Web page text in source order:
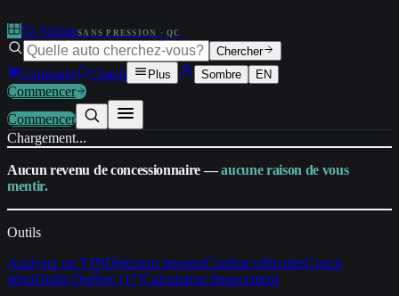
Ta VitrineSANS PRESSION · QC
Chercher
Comparer Coach Plus Sombre EN
Commencer
Commencer
Chargement...
Aucun revenu de concessionnaire — aucune raison de vous
mentir.
Outils
Analyser un VINDétecteur besoinsCombat véhiculesCoach
négoOutils Québec (17)Calculateur financement